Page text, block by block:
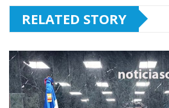
RELATED STORY